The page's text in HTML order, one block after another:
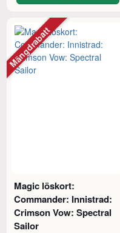
Magic löskort:
Commander: Innistrad:
Crimson Vow: Spectral
Sailor
Mängdrabatt